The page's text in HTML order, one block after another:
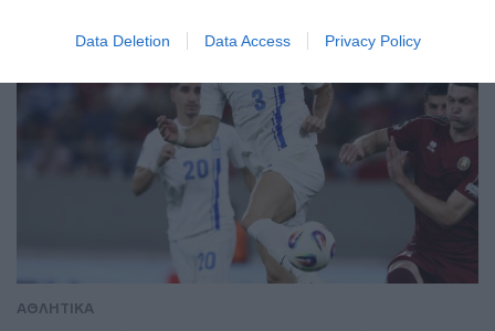
Data Deletion Data Access Privacy Policy
ΑΘΛΗΤΙΚΑ